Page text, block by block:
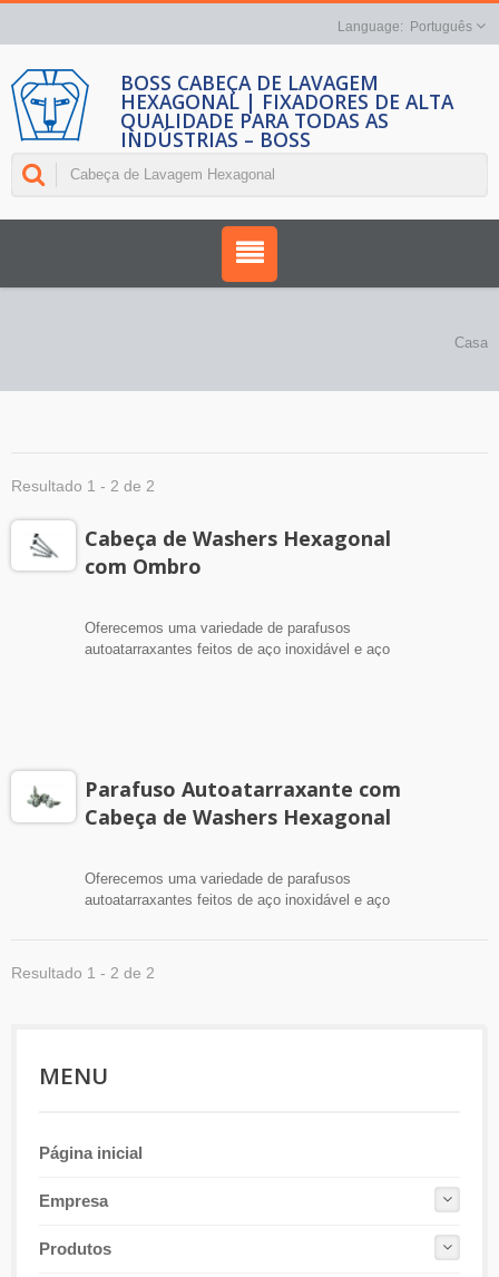
Português
BOSS CABEÇA DE LAVAGEM
HEXAGONAL | FIXADORES DE ALTA
QUALIDADE PARA TODAS AS
INDÚSTRIAS – BOSS
Casa
Resultado 1 - 2 de 2
Cabeça de Washers Hexagonal
com Ombro
Oferecemos uma variedade de parafusos
autoatarraxantes feitos de aço inoxidável e aço
Parafuso Autoatarraxante com
Cabeça de Washers Hexagonal
Oferecemos uma variedade de parafusos
autoatarraxantes feitos de aço inoxidável e aço
de aço inoxidável e ao usar ambos os parafusos
Resultado 1 - 2 de 2
MENU
Página inicial
Empresa
Produtos